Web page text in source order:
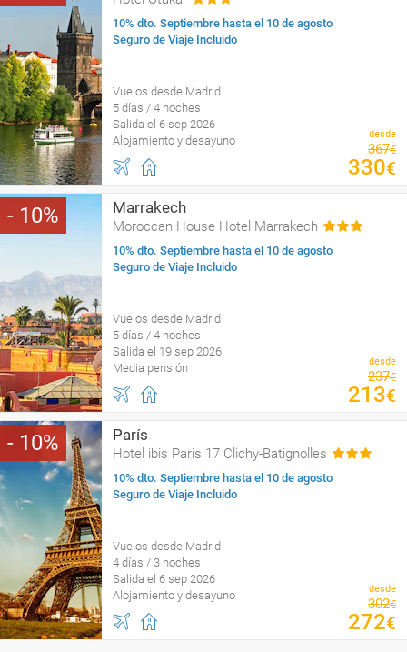
10% dto. Septiembre hasta el 10 de agosto
Seguro de Viaje Incluido
Vuelos desde Madrid
5 días / 4 noches
Salida el 6 sep 2026
Alojamiento y desayuno
desde
367€
330€
10 Marrakech
Moroccan House Hotel Marrakech
10% dto. Septiembre hasta el 10 de agosto
Seguro de Viaje Incluido
Vuelos desde Madrid
5 días / 4 noches
Salida el 19 sep 2026
Media pensión
desde
237€
213€
10 París
Hotel ibis Paris 17 Clichy-Batignolles
10% dto. Septiembre hasta el 10 de agosto
Seguro de Viaje Incluido
Vuelos desde Madrid
4 días / 3 noches
Salida el 6 sep 2026
Alojamiento y desayuno
desde
302€
272€